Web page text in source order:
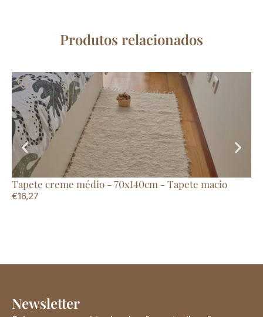
Produtos relacionados
Tapete creme médio - 70x140cm - Tapete macio
€16,27
Newsletter